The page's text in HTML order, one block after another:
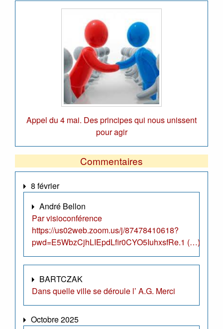
Appel du 4 mai. Des principes qui nous unissent
pour agir
Commentaires
8 février
André Bellon
Par visioconférence
https://us02web.zoom.us/j/87478410618?
pwd=E5WbzCjhLIEpdLfir0CYO5IuhxsfRe.1 (…)
BARTCZAK
Dans quelle ville se déroule l’ A.G. Merci
Octobre 2025